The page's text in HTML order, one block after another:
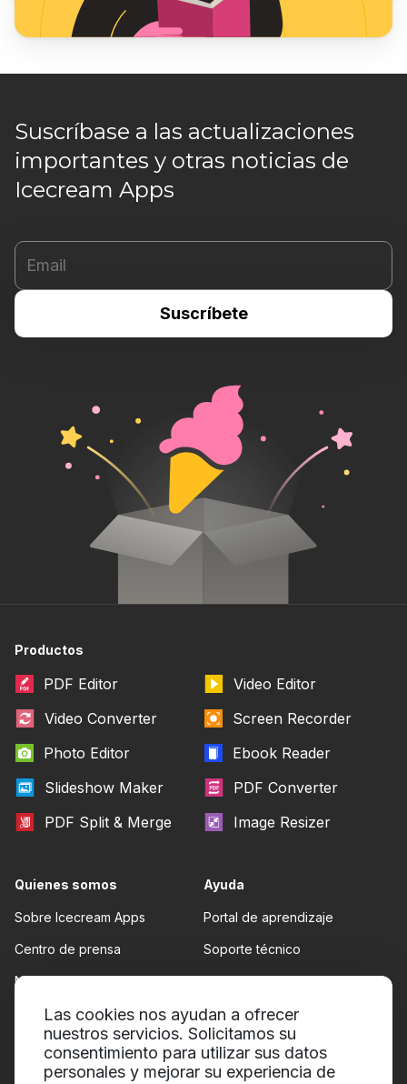
Las cookies nos ayudan a ofrecer
nuestros servicios. Solicitamos su
consentimiento para utilizar sus datos
personales y mejorar su experiencia de
Suscríbase a las actualizaciones
importantes y otras noticias de
Icecream Apps
Productos
PDF Editor
Video Editor
Video Converter
Screen Recorder
Photo Editor
Ebook Reader
Slideshow Maker
PDF Converter
PDF Split & Merge
Image Resizer
Quienes somos
Sobre Icecream Apps
Centro de prensa
Nuestros autores
Colaboración
Ayuda
Portal de aprendizaje
Soporte técnico
Términos de servicio
Politica de reembolso
Conditions d'utilisation